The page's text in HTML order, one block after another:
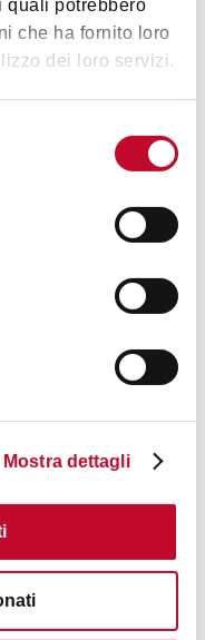
quali potrebbero
che ha fornito loro
dei loro servizi.
Mostra dettagli